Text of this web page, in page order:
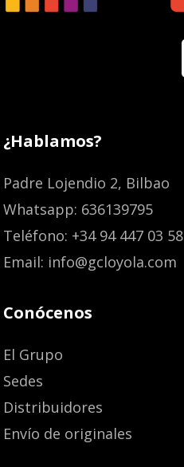
¿Hablamos?
Padre Lojendio 2, Bilbao
Whatsapp: 636139795
Teléfono: +34 94 447 03 58
Email: info@gcloyola.com
Conócenos
El Grupo
Sedes
Distribuidores
Envío de originales